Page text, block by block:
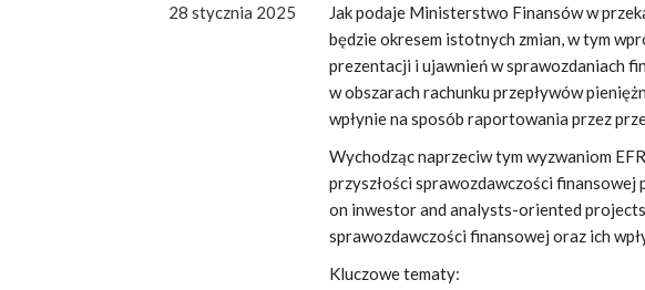
28 stycznia 2025
Jak podaje Ministerstwo Finansów w
będzie okresem istotnych zmian, w tym
prezentacji i ujawnień w sprawozdaniach
w obszarach rachunku przepływów
wpłynie na sposób raportowania przez
Wychodząc naprzeciw tym wyzwaniom
przyszłości sprawozdawczości finansowej
on inwestor and analysts-oriented
sprawozdawczości finansowej oraz ich
Kluczowe tematy: